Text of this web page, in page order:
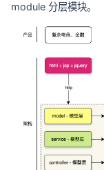
module 分层模块。